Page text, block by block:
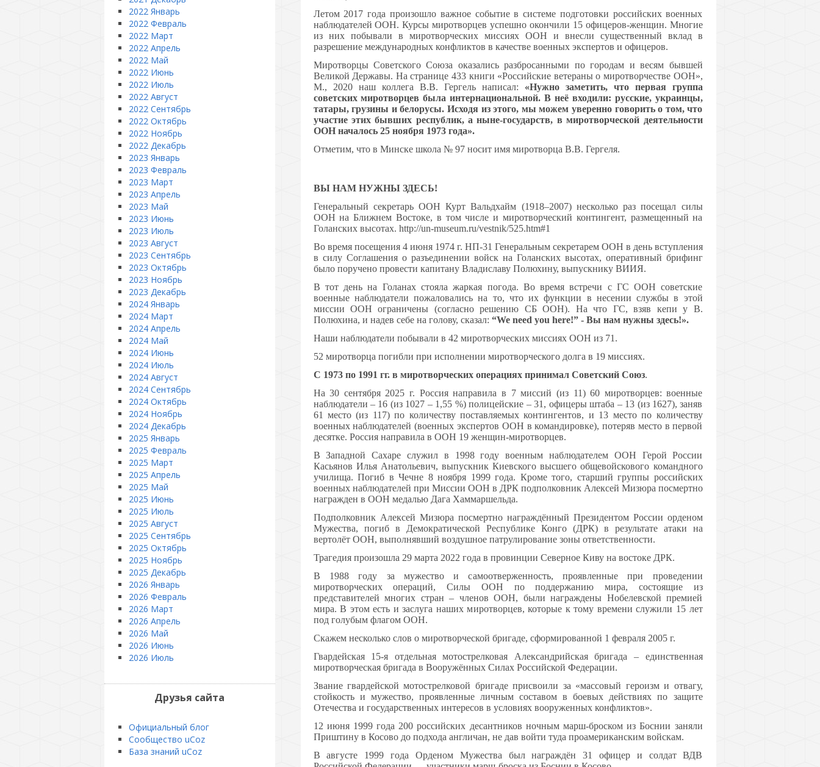
Летом 2017 года произошло важное событие в системе подготовки российских военных
наблюдателей ООН. Курсы миротворцев успешно окончили 15 офицеров-женщин. Многие
из них побывали в миротворческих миссиях ООН и внесли существенный вклад в
разрешение международных конфликтов в качестве военных экспертов и офицеров.
Миротворцы Советского Союза оказались разбросанными по городам и весям бывшей
Великой Державы. На странице 433 книги «Российские ветераны о миротворчестве ООН»,
М., 2020 наш коллега В.В. Гергель написал: «Нужно заметить, что первая группа
советских миротворцев была интернациональной. В неё входили: русские, украинцы,
татары, грузины и белорусы. Исходя из этого, мы можем уверенно говорить о том, что
участие этих бывших республик, а ныне-государств, в миротворческой деятельности
ООН началось 25 ноября 1973 года».
Отметим, что в Минске школа № 97 носит имя миротворца В.В. Гергеля.
ВЫ НАМ НУЖНЫ ЗДЕСЬ!
Генеральный секретарь ООН Курт Вальдхайм (1918–2007) несколько раз посещал силы
ООН на Ближнем Востоке, в том числе и миротворческий контингент, размещенный на
Голанских высотах. http://un-museum.ru/vestnik/525.htm#1
Во время посещения 4 июня 1974 г. НП-31 Генеральным секретарем ООН в день вступления
в силу Соглашения о разъединении войск на Голанских высотах, оперативный брифинг
было поручено провести капитану Владиславу Полюхину, выпускнику ВИИЯ.
В тот день на Голанах стояла жаркая погода. Во время встречи с ГС ООН советские
военные наблюдатели пожаловались на то, что их функции в несении службы в этой
миссии ООН ограничены (согласно решению СБ ООН). На что ГС, взяв кепи у В.
Полюхина, и надев себе на голову, сказал: “We need you here!” - Вы нам нужны здесь!».
Наши наблюдатели побывали в 42 миротворческих миссиях ООН из 71.
52 миротворца погибли при исполнении миротворческого долга в 19 миссиях.
С 1973 по 1991 гг. в миротворческих операциях принимал Советский Союз.
На 30 сентября 2025 г. Россия направила в 7 миссий (из 11) 60 миротворцев: военные
наблюдатели – 16 (из 1027 – 1,55 %) полицейские – 31, офицеры штаба – 13 (из 1627), заняв
61 место (из 117) по количеству поставляемых контингентов, и 13 место по количеству
военных наблюдателей (военных экспертов ООН в командировке), потеряв место в первой
десятке. Россия направила в ООН 19 женщин-миротворцев.
В Западной Сахаре служил в 1998 году военным наблюдателем ООН Герой России
Касьянов Илья Анатольевич, выпускник Киевского высшего общевойскового командного
училища. Погиб в Чечне 8 ноября 1999 года. Кроме того, старший группы российских
военных наблюдателей при Миссии ООН в ДРК подполковник Алексей Мизюра посмертно
награжден в ООН медалью Дага Хаммаршельда.
Подполковник Алексей Мизюра посмертно награждённый Президентом России орденом
Мужества, погиб в Демократической Республике Конго (ДРК) в результате атаки на
вертолёт ООН, выполнявший воздушное патрулирование зоны ответственности.
Трагедия произошла 29 марта 2022 года в провинции Северное Киву на востоке ДРК.
В 1988 году за мужество и самоотверженность, проявленные при проведении
миротворческих операций, Силы ООН по поддержанию мира, состоящие из
представителей многих стран – членов ООН, были награждены Нобелевской премией
мира. В этом есть и заслуга наших миротворцев, которые к тому времени служили 15 лет
под голубым флагом ООН.
Скажем несколько слов о миротворческой бригаде, сформированной 1 февраля 2005 г.
Гвардейская 15-я отдельная мотострелковая Александрийская бригада – единственная
миротворческая бригада в Вооружённых Силах Российской Федерации.
Звание гвардейской мотострелковой бригаде присвоили за «массовый героизм и отвагу,
стойкость и мужество, проявленные личным составом в боевых действиях по защите
Отечества и государственных интересов в условиях вооруженных конфликтов».
12 июня 1999 года 200 российских десантников ночным марш-броском из Боснии заняли
Приштину в Косово до подхода англичан, не дав войти туда проамериканским войскам.
В августе 1999 года Орденом Мужества был награждён 31 офицер и солдат ВДВ
2022 Январь
2022 Февраль
2022 Март
2022 Апрель
2022 Май
2022 Июнь
2022 Июль
2022 Август
2022 Сентябрь
2022 Октябрь
2022 Ноябрь
2022 Декабрь
2023 Январь
2023 Февраль
2023 Март
2023 Апрель
2023 Май
2023 Июнь
2023 Июль
2023 Август
2023 Сентябрь
2023 Октябрь
2023 Ноябрь
2023 Декабрь
2024 Январь
2024 Март
2024 Апрель
2024 Май
2024 Июнь
2024 Июль
2024 Август
2024 Сентябрь
2024 Октябрь
2024 Ноябрь
2024 Декабрь
2025 Январь
2025 Февраль
2025 Март
2025 Апрель
2025 Май
2025 Июнь
2025 Июль
2025 Август
2025 Сентябрь
2025 Октябрь
2025 Ноябрь
2025 Декабрь
2026 Январь
2026 Февраль
2026 Март
2026 Апрель
2026 Май
2026 Июнь
2026 Июль
Друзья сайта
Официальный блог
Сообщество uCoz
База знаний uCoz